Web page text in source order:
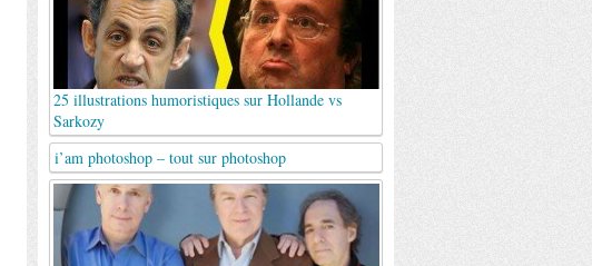
25 illustrations humoristiques sur Hollande vs
Sarkozy
i’am photoshop – tout sur photoshop